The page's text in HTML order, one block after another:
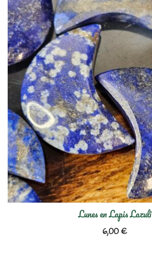
Lunes en Lapis Lazuli
6,00€